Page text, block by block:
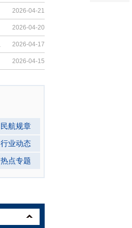
2026-04-21
2026-04-20
2026-04-17
2026-04-15
民航规章
行业动态
热点专题